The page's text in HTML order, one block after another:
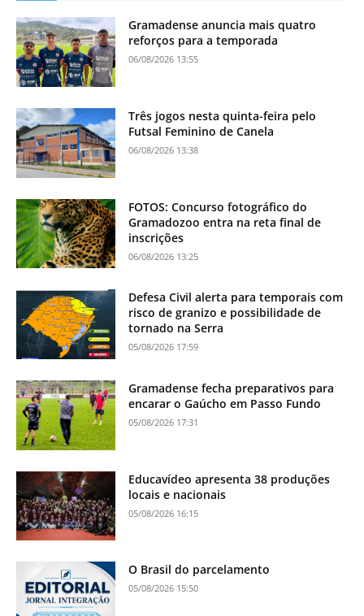
Gramadense anuncia mais quatro
reforços para a temporada
06/08/2026 13:55
Três jogos nesta quinta-feira pelo
Futsal Feminino de Canela
06/08/2026 13:38
FOTOS: Concurso fotográfico do
Gramadozoo entra na reta final de
inscrições
06/08/2026 13:25
Defesa Civil alerta para temporais com
risco de granizo e possibilidade de
tornado na Serra
05/08/2026 17:59
Gramadense fecha preparativos para
encarar o Gaúcho em Passo Fundo
05/08/2026 17:31
Educavídeo apresenta 38 produções
locais e nacionais
05/08/2026 16:15
O Brasil do parcelamento
05/08/2026 15:50